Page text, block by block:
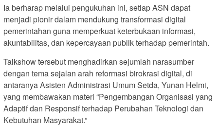
Ia berharap melalui pengukuhan ini, setiap ASN dapat
menjadi pionir dalam mendukung transformasi digital
pemerintahan guna memperkuat keterbukaan informasi,
akuntabilitas, dan kepercayaan publik terhadap pemerintah.
Talkshow tersebut menghadirkan sejumlah narasumber
dengan tema sejalan arah reformasi birokrasi digital, di
antaranya Asisten Administrasi Umum Setda, Yunan Helmi,
yang membawakan materi “Pengembangan Organisasi yang
Adaptif dan Responsif terhadap Perubahan Teknologi dan
Kebutuhan Masyarakat.”